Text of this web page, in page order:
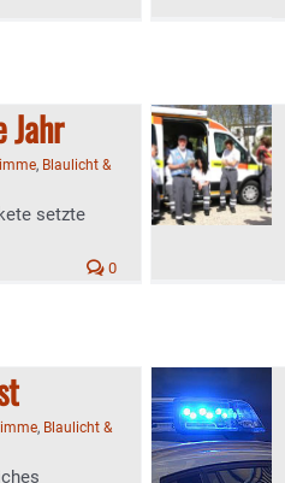
Jahr
, Blaulicht &
setzte
0
, Blaulicht &